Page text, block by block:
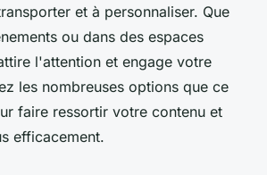
et à personnaliser. Que
ou dans des espaces
l'attention et engage votre
les nombreuses options que ce
faire ressortir votre contenu et
efficacement.